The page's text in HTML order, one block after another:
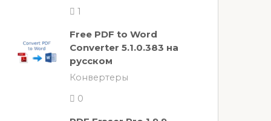
1
Free PDF to Word
Converter 5.1.0.383 на
русском
Конвертеры
0